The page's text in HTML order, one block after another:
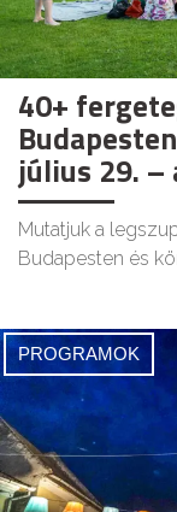
40+
július 29. –
Mutatjuk a
Budapesten és
PROGRAMOK